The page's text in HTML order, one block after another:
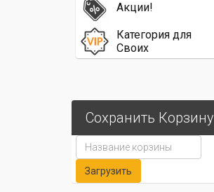
Акции!
Категория для
Своих
Сохранить Корзину